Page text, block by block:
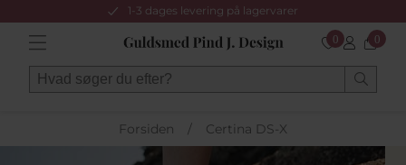
1-3 dages levering på lagervarer
0 0
Forsiden / Certina DS-X